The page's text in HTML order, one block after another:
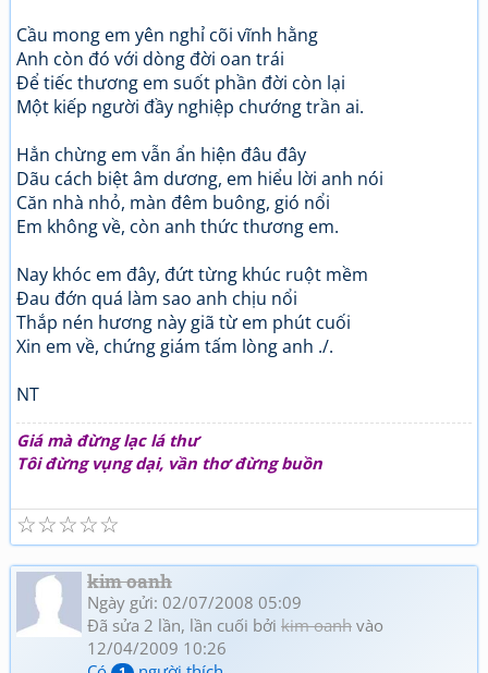
Cầu mong em yên nghỉ cõi vĩnh hằng
Anh còn đó với dòng đời oan trái
Để tiếc thương em suốt phần đời còn lại
Một kiếp người đầy nghiệp chướng trần ai.
Hẳn chừng em vẫn ẩn hiện đâu đây
Dãu cách biệt âm dương, em hiểu lời anh nói
Căn nhà nhỏ, màn đêm buông, gió nổi
Em không về, còn anh thức thương em.
Nay khóc em đây, đứt từng khúc ruột mềm
Đau đớn quá làm sao anh chịu nổi
Thắp nén hương này giã từ em phút cuối
Xin em về, chứng giám tấm lòng anh ./.
NT
Giá mà đừng lạc lá thư
Tôi đừng vụng dại, vần thơ đừng buồn
☆
☆
☆
☆
☆
kim oanh
Ngày gửi: 02/07/2008 05:09
Đã sửa 2 lần, lần cuối bởi kim oanh vào
12/04/2009 10:26